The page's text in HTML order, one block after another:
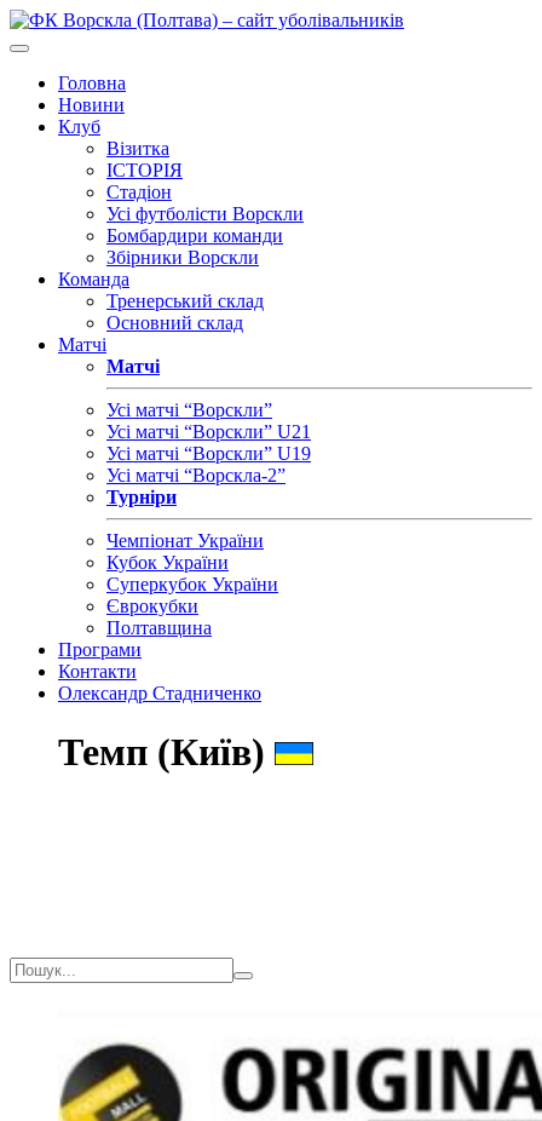
Головна
Новини
Клуб
Візитка
ІСТОРІЯ
Стадіон
Усі футболісти Ворскли
Бомбардири команди
Збірники Ворскли
Команда
Тренерський склад
Основний склад
Матчі
Матчі
Усі матчі “Ворскли”
Усі матчі “Ворскли” U21
Усі матчі “Ворскли” U19
Усі матчі “Ворскла-2”
Турніри
Чемпіонат України
Кубок України
Суперкубок України
Єврокубки
Полтавщина
Програми
Контакти
Олександр Стадниченко
Темп (Київ)